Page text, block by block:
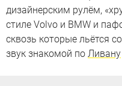
дизайнерским рулём,
стиле Volvo и BMW и
сквозь которые льётся
звук знакомой по Ливану